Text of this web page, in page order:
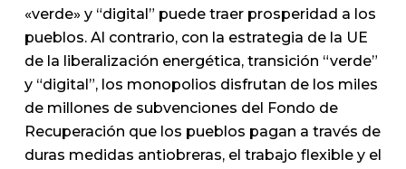
«verde» y “digital” puede traer prosperidad a los
pueblos. Al contrario, con la estrategia de la UE
de la liberalización energética, transición “verde”
y “digital”, los monopolios disfrutan de los miles
de millones de subvenciones del Fondo de
Recuperación que los pueblos pagan a través de
duras medidas antiobreras, el trabajo flexible y el